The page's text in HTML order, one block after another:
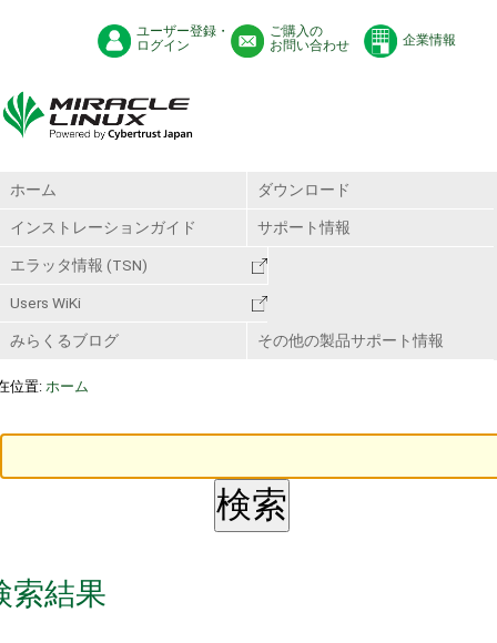
ユーザー登録・
ログイン
ご購入の
お問い合わせ
企業情報
ホーム ダウンロード
インストレーションガイド サポート情報
エラッタ情報 (TSN)
Users WiKi
みらくるブログ その他の製品サポート情報
位置: ホーム
索結果